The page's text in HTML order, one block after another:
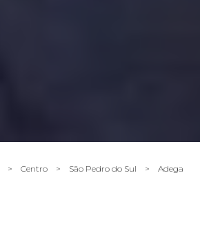
> Centro > São Pedro do Sul > Adega